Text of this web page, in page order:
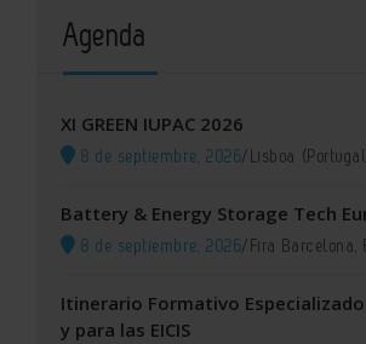
Agenda
XI GREEN IUPAC 2026
8 de septiembre, 2026/Lisboa
Battery & Energy Storage Tech
8 de septiembre, 2026/Fira Barcelona,
Itinerario Formativo Especializado
y para las EICIS